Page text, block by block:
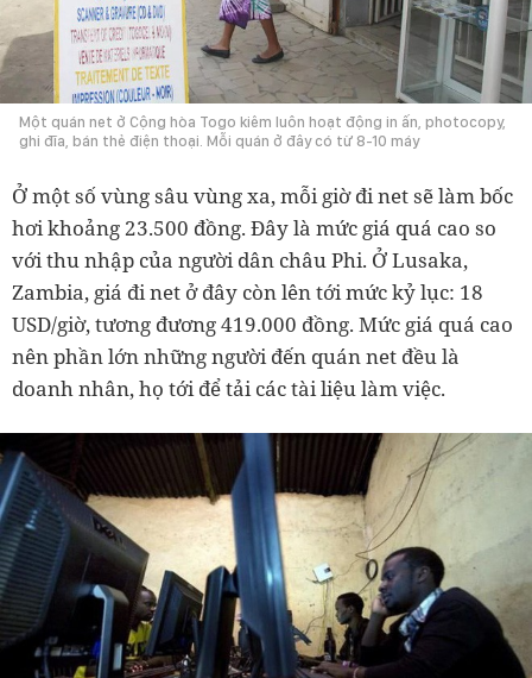
Một quán net ở Cộng hòa Togo kiêm luôn hoạt động in ấn, photocopy,
ghi đĩa, bán thẻ điện thoại. Mỗi quán ở đây có từ 8-10 máy
Ở một số vùng sâu vùng xa, mỗi giờ đi net sẽ làm bốc
hơi khoảng 23.500 đồng. Đây là mức giá quá cao so
với thu nhập của người dân châu Phi. Ở Lusaka,
Zambia, giá đi net ở đây còn lên tới mức kỷ lục: 18
USD/giờ, tương đương 419.000 đồng. Mức giá quá cao
nên phần lớn những người đến quán net đều là
doanh nhân, họ tới để tải các tài liệu làm việc.